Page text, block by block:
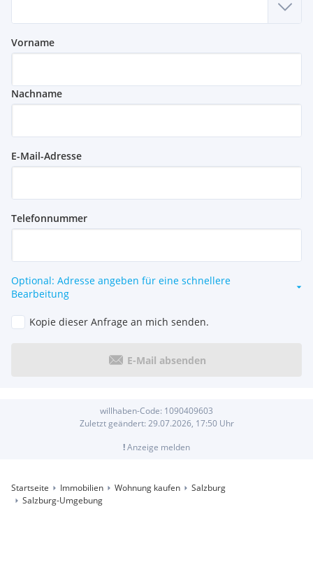
Vorname
Nachname
E-Mail-Adresse
Telefonnummer
Optional: Adresse angeben für eine schnellere
Bearbeitung
Kopie dieser Anfrage an mich senden.
E-Mail absenden
willhaben-Code: 1090409603
Zuletzt geändert: 29.07.2026, 17:50Uhr
!Anzeige melden
Startseite Immobilien Wohnung kaufen
Salzburg
Salzburg-Umgebung